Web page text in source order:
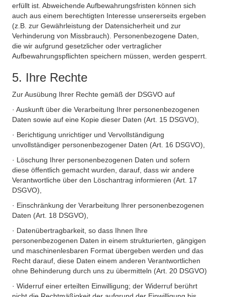
erfüllt ist. Abweichende Aufbewahrungsfristen können sich
auch aus einem berechtigten Interesse unsererseits ergeben
(z.B. zur Gewährleistung der Datensicherheit und zur
Verhinderung von Missbrauch). Personenbezogene Daten,
die wir aufgrund gesetzlicher oder vertraglicher
Aufbewahrungspflichten speichern müssen, werden gesperrt.
5. Ihre Rechte
Zur Ausübung Ihrer Rechte gemäß der DSGVO auf
· Auskunft über die Verarbeitung Ihrer personenbezogenen
Daten sowie auf eine Kopie dieser Daten (Art. 15 DSGVO),
· Berichtigung unrichtiger und Vervollständigung
unvollständiger personenbezogener Daten (Art. 16 DSGVO),
· Löschung Ihrer personenbezogenen Daten und sofern
diese öffentlich gemacht wurden, darauf, dass wir andere
Verantwortliche über den Löschantrag informieren (Art. 17
DSGVO),
· Einschränkung der Verarbeitung Ihrer personenbezogenen
Daten (Art. 18 DSGVO),
· Datenübertragbarkeit, so dass Ihnen Ihre
personenbezogenen Daten in einem strukturierten, gängigen
und maschinenlesbaren Format übergeben werden und das
Recht darauf, diese Daten einem anderen Verantwortlichen
ohne Behinderung durch uns zu übermitteln (Art. 20 DSGVO)
· Widerruf einer erteilten Einwilligung; der Widerruf berührt